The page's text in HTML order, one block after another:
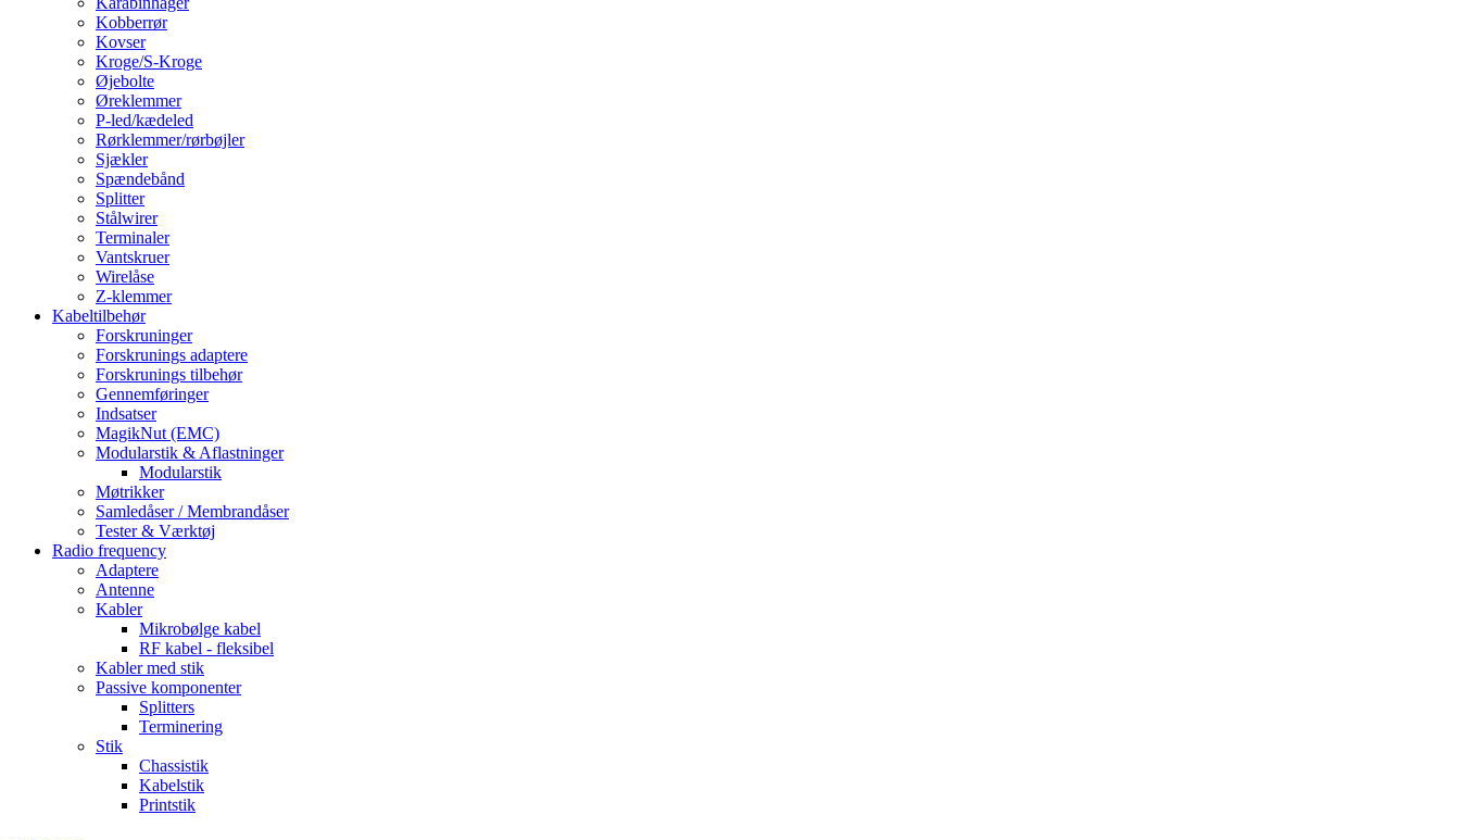
Kobberrør
Kovser
Kroge/S-Kroge
Øjebolte
Øreklemmer
P-led/kædeled
Rørklemmer/rørbøjler
Sjækler
Spændebånd
Splitter
Stålwirer
Terminaler
Vantskruer
Wirelåse
Z-klemmer
Kabeltilbehør
Forskruninger
Forskrunings adaptere
Forskrunings tilbehør
Gennemføringer
Indsatser
MagikNut (EMC)
Modularstik & Aflastninger
Modularstik
Møtrikker
Samledåser / Membrandåser
Tester & Værktøj
Radio frequency
Adaptere
Antenne
Kabler
Mikrobølge kabel
RF kabel - fleksibel
Kabler med stik
Passive komponenter
Splitters
Terminering
Stik
Chassistik
Kabelstik
Printstik